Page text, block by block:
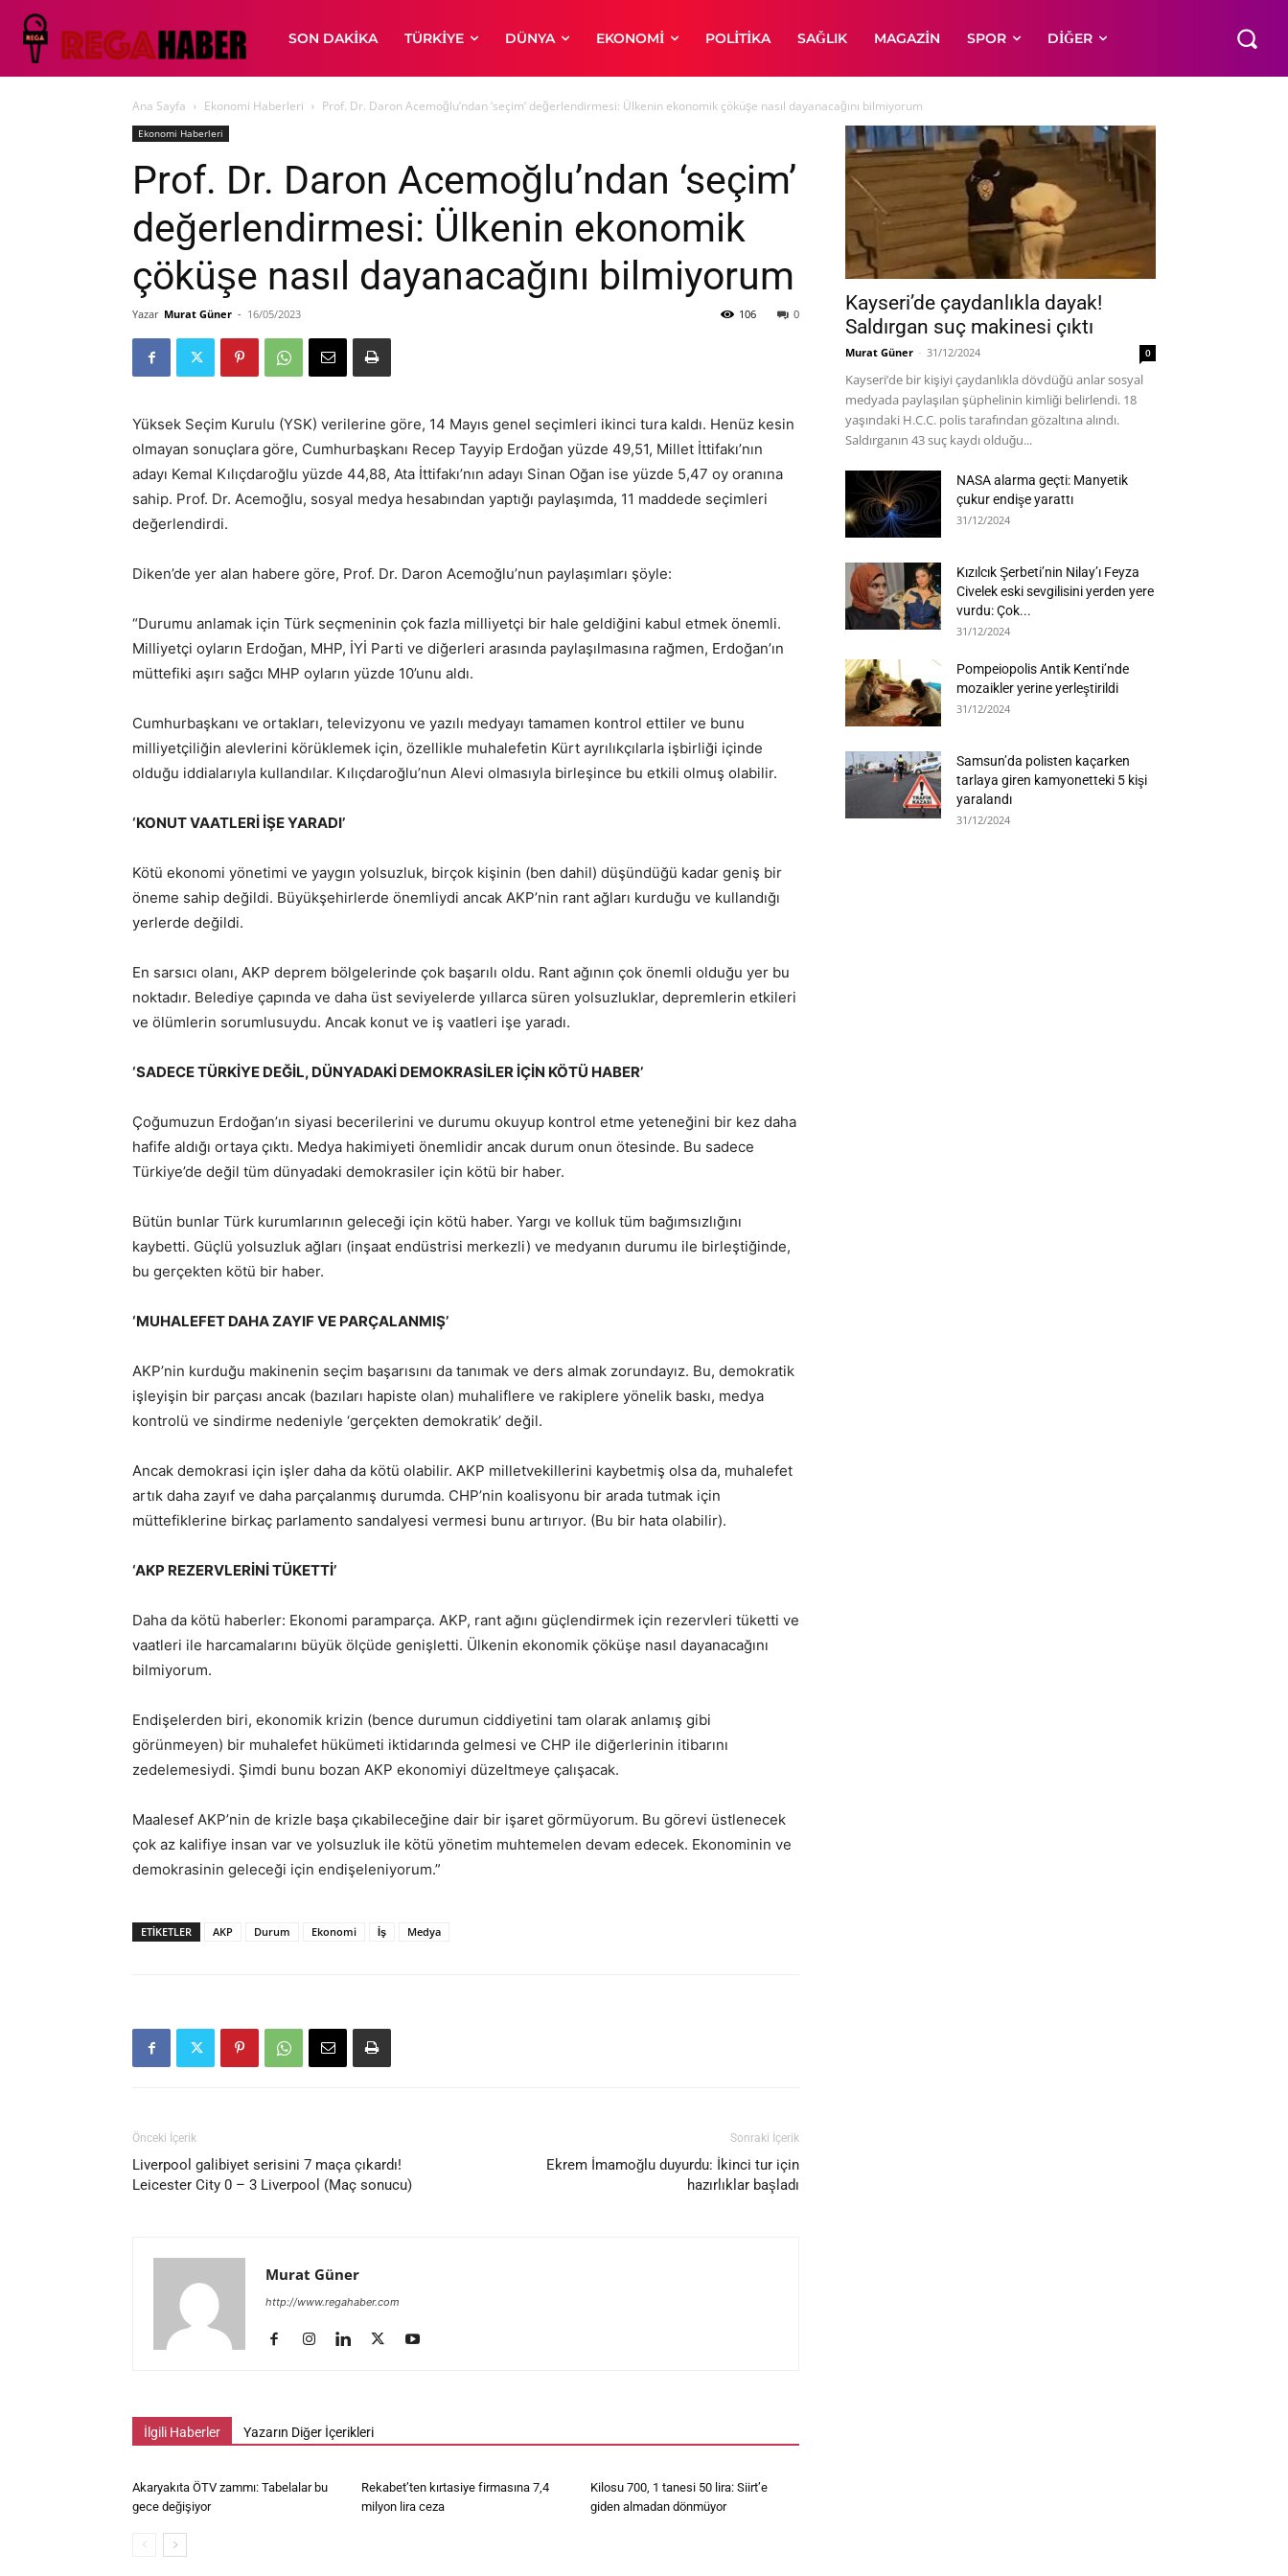
SON DAKIKA TÜRKIYE DÜNYA EKONOMI POLITIKA SAĞLIK MAGAZIN SPOR DIĞER
Ana Sayfa Ekonomi Haberleri Prof. Dr. Daron Acemoğlu’ndan ‘seçim’ değerlendirmesi: Ülkenin ekonomik çöküşe nasıl dayanacağını bilmiyorum
Ekonomi Haberleri
Prof. Dr. Daron Acemoğlu’ndan ‘seçim’
değerlendirmesi: Ülkenin ekonomik
çöküşe nasıl dayanacağını bilmiyorum
Yazar Murat Güner - 16/05/2023 0
106
Yüksek Seçim Kurulu (YSK) verilerine göre, 14 Mayıs genel seçimleri ikinci tura kaldı. Henüz kesin
olmayan sonuçlara göre, Cumhurbaşkanı Recep Tayyip Erdoğan yüzde 49,51, Millet İttifakı’nın
adayı Kemal Kılıçdaroğlu yüzde 44,88, Ata İttifakı’nın adayı Sinan Oğan ise yüzde 5,47 oy oranına
sahip. Prof. Dr. Acemoğlu, sosyal medya hesabından yaptığı paylaşımda, 11 maddede seçimleri
değerlendirdi.
Diken’de yer alan habere göre, Prof. Dr. Daron Acemoğlu’nun paylaşımları şöyle:
“Durumu anlamak için Türk seçmeninin çok fazla milliyetçi bir hale geldiğini kabul etmek önemli.
Milliyetçi oyların Erdoğan, MHP, İYİ Parti ve diğerleri arasında paylaşılmasına rağmen, Erdoğan’ın
müttefiki aşırı sağcı MHP oyların yüzde 10’unu aldı.
Cumhurbaşkanı ve ortakları, televizyonu ve yazılı medyayı tamamen kontrol ettiler ve bunu
milliyetçiliğin alevlerini körüklemek için, özellikle muhalefetin Kürt ayrılıkçılarla işbirliği içinde
olduğu iddialarıyla kullandılar. Kılıçdaroğlu’nun Alevi olmasıyla birleşince bu etkili olmuş olabilir.
‘KONUT VAATLERİ İŞE YARADI’
Kötü ekonomi yönetimi ve yaygın yolsuzluk, birçok kişinin (ben dahil) düşündüğü kadar geniş bir
öneme sahip değildi. Büyükşehirlerde önemliydi ancak AKP’nin rant ağları kurduğu ve kullandığı
yerlerde değildi.
En sarsıcı olanı, AKP deprem bölgelerinde çok başarılı oldu. Rant ağının çok önemli olduğu yer bu
noktadır. Belediye çapında ve daha üst seviyelerde yıllarca süren yolsuzluklar, depremlerin etkileri
ve ölümlerin sorumlusuydu. Ancak konut ve iş vaatleri işe yaradı.
‘SADECE TÜRKİYE DEĞİL, DÜNYADAKİ DEMOKRASİLER İÇİN KÖTÜ HABER’
Çoğumuzun Erdoğan’ın siyasi becerilerini ve durumu okuyup kontrol etme yeteneğini bir kez daha
hafife aldığı ortaya çıktı. Medya hakimiyeti önemlidir ancak durum onun ötesinde. Bu sadece
Türkiye’de değil tüm dünyadaki demokrasiler için kötü bir haber.
Bütün bunlar Türk kurumlarının geleceği için kötü haber. Yargı ve kolluk tüm bağımsızlığını
kaybetti. Güçlü yolsuzluk ağları (inşaat endüstrisi merkezli) ve medyanın durumu ile birleştiğinde,
bu gerçekten kötü bir haber.
‘MUHALEFET DAHA ZAYIF VE PARÇALANMIŞ’
AKP’nin kurduğu makinenin seçim başarısını da tanımak ve ders almak zorundayız. Bu, demokratik
işleyişin bir parçası ancak (bazıları hapiste olan) muhaliflere ve rakiplere yönelik baskı, medya
kontrolü ve sindirme nedeniyle ‘gerçekten demokratik’ değil.
Ancak demokrasi için işler daha da kötü olabilir. AKP milletvekillerini kaybetmiş olsa da, muhalefet
artık daha zayıf ve daha parçalanmış durumda. CHP’nin koalisyonu bir arada tutmak için
müttefiklerine birkaç parlamento sandalyesi vermesi bunu artırıyor. (Bu bir hata olabilir).
‘AKP REZERVLERİNİ TÜKETTİ’
Daha da kötü haberler: Ekonomi paramparça. AKP, rant ağını güçlendirmek için rezervleri tüketti ve
vaatleri ile harcamalarını büyük ölçüde genişletti. Ülkenin ekonomik çöküşe nasıl dayanacağını
bilmiyorum.
Endişelerden biri, ekonomik krizin (bence durumun ciddiyetini tam olarak anlamış gibi
görünmeyen) bir muhalefet hükümeti iktidarında gelmesi ve CHP ile diğerlerinin itibarını
zedelemesiydi. Şimdi bunu bozan AKP ekonomiyi düzeltmeye çalışacak.
Maalesef AKP’nin de krizle başa çıkabileceğine dair bir işaret görmüyorum. Bu görevi üstlenecek
çok az kalifiye insan var ve yolsuzluk ile kötü yönetim muhtemelen devam edecek. Ekonominin ve
demokrasinin geleceği için endişeleniyorum.”
ETIKETLER AKP Durum Ekonomi İş Medya
Önceki İçerik
Liverpool galibiyet serisini 7 maça çıkardı!
Leicester City 0 – 3 Liverpool (Maç sonucu)
Sonraki İçerik
Ekrem İmamoğlu duyurdu: İkinci tur için
hazırlıklar başladı
Murat Güner
http://www.regahaber.com
İlgili Haberler Yazarın Diğer İçerikleri
Akaryakıta ÖTV zammı: Tabelalar bu
gece değişiyor
Rekabet’ten kırtasiye firmasına 7,4
milyon lira ceza
Kilosu 700, 1 tanesi 50 lira: Siirt’e
giden almadan dönmüyor
Kayseri’de çaydanlıkla dayak!
Saldırgan suç makinesi çıktı
Murat Güner - 31/12/2024 0
Kayseri’de bir kişiyi çaydanlıkla dövdüğü anlar sosyal
medyada paylaşılan şüphelinin kimliği belirlendi. 18
yaşındaki H.C.C. polis tarafından gözaltına alındı.
Saldırganın 43 suç kaydı olduğu...
NASA alarma geçti: Manyetik
çukur endişe yarattı
31/12/2024
Kızılcık Şerbeti’nin Nilay’ı Feyza
Civelek eski sevgilisini yerden yere
vurdu: Çok...
31/12/2024
Pompeiopolis Antik Kenti’nde
mozaikler yerine yerleştirildi
31/12/2024
Samsun’da polisten kaçarken
tarlaya giren kamyonetteki 5 kişi
yaralandı
31/12/2024